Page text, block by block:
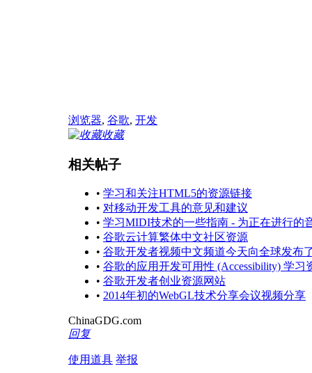
浏览器, 谷歌, 开发
收藏
相关帖子
• 学习和关注HTML5的资源链接
• 对移动开发工具的意见和建议
• 学习MIDI技术的一些指南 - 为正在进行的
• 谷歌云计算繁体中文社区资源
• 谷歌开发者视频中文频道今天向全球发布
• 谷歌的应用开发可用性 (Accessibility) 学习
• 谷歌开发者创业资源网站
• 2014年初的WebGL技术分享会议视频分享
ChinaGDG.com
回复
使用道具 举报